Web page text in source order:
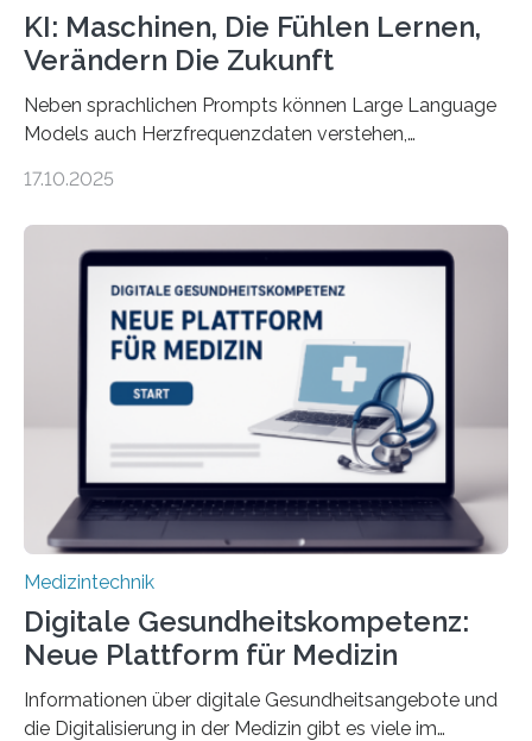
KI: Maschinen, Die Fühlen Lernen,
Verändern Die Zukunft
Neben sprachlichen Prompts können Large Language
Models auch Herzfrequenzdaten verstehen,
haben Dr. Morris Gellisch, ehemals an der Ruhr-
und Boris Burr von der Ruhr-Universität Bochum in
dafür eine technische Schnittstelle, über die
physiologische Daten in Echtzeit an das Sprachmodell
übermittelt werden können. Die Künstliche Intelligenz
kann dadurch auch die Sprache des Körpers
einbeziehen, auf die Menschen keinen bewussten
Einfluss nehmen. Das eröffnet…
17.10.2025
Medizintechnik
Digitale Gesundheitskompetenz:
Neue Plattform für Medizin
Informationen über digitale Gesundheitsangebote und
die Digitalisierung in der Medizin gibt es viele im